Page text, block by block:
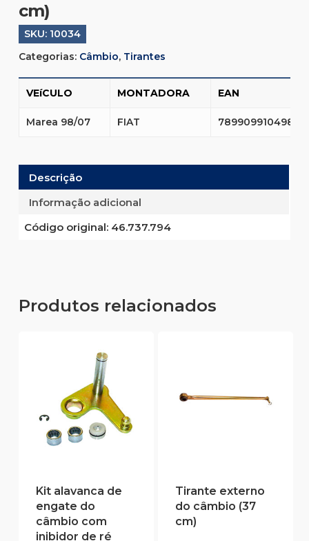
cm)
SKU: 10034
Categorias: Câmbio, Tirantes
VEíCULO MONTADORA EAN
Marea 98/07 FIAT 7899099104989
Descrição
Informação adicional
Código original:46.737.794
Produtos relacionados
Kit alavanca de
engate do
câmbio com
inibidor de ré
Tirante externo
do câmbio (37
cm)